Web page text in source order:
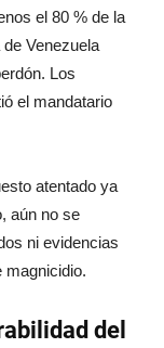
el 80 % de la
Venezuela
Los
el mandatario
atentado ya
aún no se
ni evidencias
magnicidio.
del